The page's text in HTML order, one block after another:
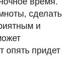
сделать
и
опять придет